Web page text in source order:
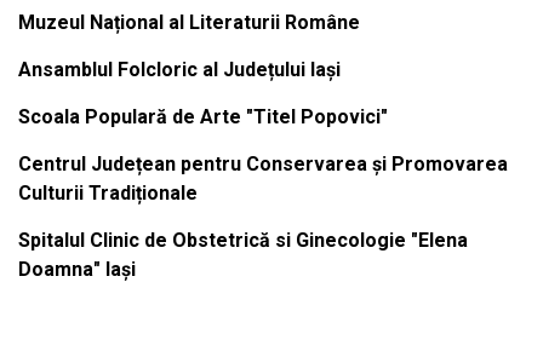
Muzeul Național al Literaturii Române
Ansamblul Folcloric al Județului Iași
Scoala Populară de Arte "Titel Popovici"
Centrul Județean pentru Conservarea și Promovarea
Culturii Tradiționale
Spitalul Clinic de Obstetrică si Ginecologie "Elena
Doamna" Iași